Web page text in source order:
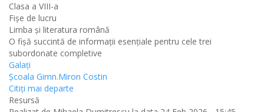
Clasa a VIII-a
Fișe de lucru
Limba şi literatura română
O fişă succintă de informaţii esenţiale pentru cele trei
subordonate completive
Galaţi
Şcoala Gimn.Miron Costin
Citiţi mai departe
Resursă